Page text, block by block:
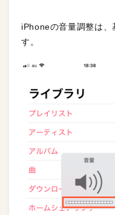
iPhoneの音量調整は、
す。